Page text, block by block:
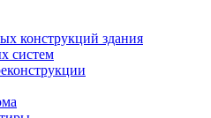
конструкций здания
систем